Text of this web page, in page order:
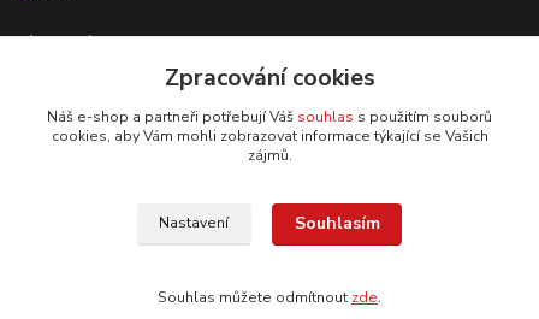
Zákaznická podpora EshopMB.cz
+420 606 622 002
eshopmb@seznam.cz
© Copyright 2024 Martha Black
Zpracování cookies
Náš e-shop a partneři potřebují Váš souhlas s použitím souborů
cookies, aby Vám mohli zobrazovat informace týkající se Vašich
zájmů.
Nastavení Souhlasím
Souhlas můžete odmítnout zde.